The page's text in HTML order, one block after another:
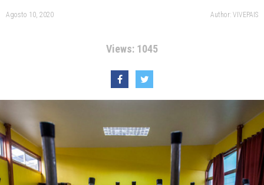
Agosto 10, 2020 Author: VIVEPAIS
Views: 1045